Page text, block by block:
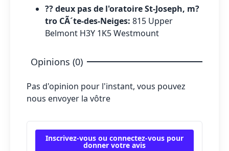
?? deux pas de l'oratoire St-Joseph, m?
tro CÃ´te-des-Neiges: 815 Upper
Belmont H3Y 1K5 Westmount
Opinions (0)
Pas d'opinion pour l'instant, vous pouvez
nous envoyer la vôtre
Inscrivez-vous ou connectez-vous pour
donner votre avis